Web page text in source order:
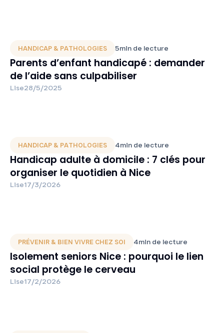
HANDICAP & PATHOLOGIES 5min de lecture
Parents d’enfant handicapé : demander
de l’aide sans culpabiliser
Lise28/5/2025
HANDICAP & PATHOLOGIES 4min de lecture
Handicap adulte à domicile : 7 clés pour
organiser le quotidien à Nice
Lise17/3/2026
PRÉVENIR & BIEN VIVRE CHEZ SOI 4min de lecture
Isolement seniors Nice : pourquoi le lien
social protège le cerveau
Lise17/2/2026